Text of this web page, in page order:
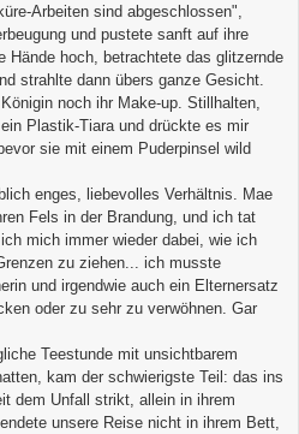
Arbeiten sind abgeschlossen",
und pustete sanft auf ihre
Hände hoch, betrachtete das glitzernde
strahlte dann übers ganze Gesicht.
noch ihr Make-up. Stillhalten,
Plastik-Tiara und drückte es mir
sie mit einem Puderpinsel wild
enges, liebevolles Verhältnis. Mae
Fels in der Brandung, und ich tat
mich immer wieder dabei, wie ich
zu ziehen... ich musste
und irgendwie auch ein Elternersatz
oder zu sehr zu verwöhnen. Gar
Teestunde mit unsichtbarem
kam der schwierigste Teil: das ins
dem Unfall strikt, allein in ihrem
unsere Reise nicht in ihrem Bett,